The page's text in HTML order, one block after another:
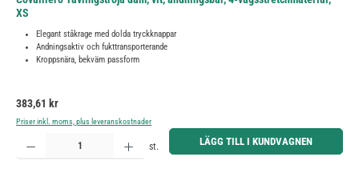
XS
Elegant ståkrage med dolda tryckknappar
Andningsaktiv och fukttransporterande
Kroppsnära, bekväm passform
Ordinarie pris:
383,61 kr
Priser inkl. moms, plus leveranskostnader
Produktkvantitet: Ange önskat belopp eller använd knapparna för att öka eller minska kvantiteten.
st. LÄGG TILL I KUNDVAGNEN